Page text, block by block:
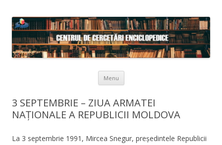
Menu Skip to content
3 SEPTEMBRIE – ZIUA ARMATEI
NAȚIONALE A REPUBLICII MOLDOVA
La 3 septembrie 1991, Mircea Snegur, președintele Republicii